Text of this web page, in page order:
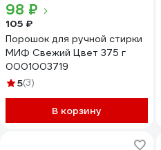
98 ₽
105 ₽
Порошок для ручной стирки
МИФ Свежий Цвет 375 г
0001003719
5(3)
В корзину